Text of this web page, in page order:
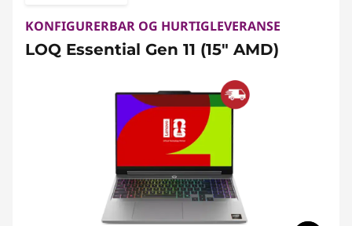
KONFIGURERBAR OG HURTIGLEVERANSE
LOQ Essential Gen 11 (15" AMD)